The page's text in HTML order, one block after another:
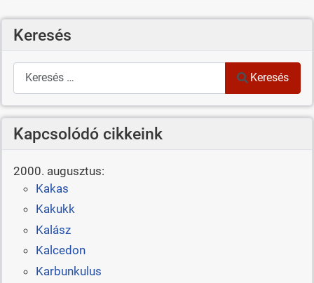
Keresés
Keresés
Keresés
Kapcsolódó cikkeink
2000. augusztus:
Kakas
Kakukk
Kalász
Kalcedon
Karbunkulus